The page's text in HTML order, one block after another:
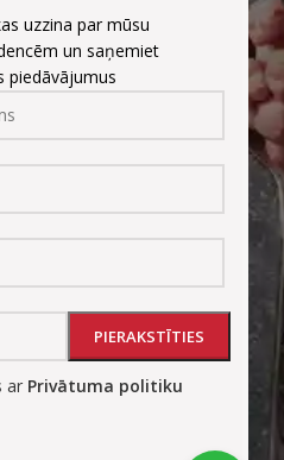
uzzina par mūsu
un saņemiet
piedāvājumus
ar Privātuma politiku